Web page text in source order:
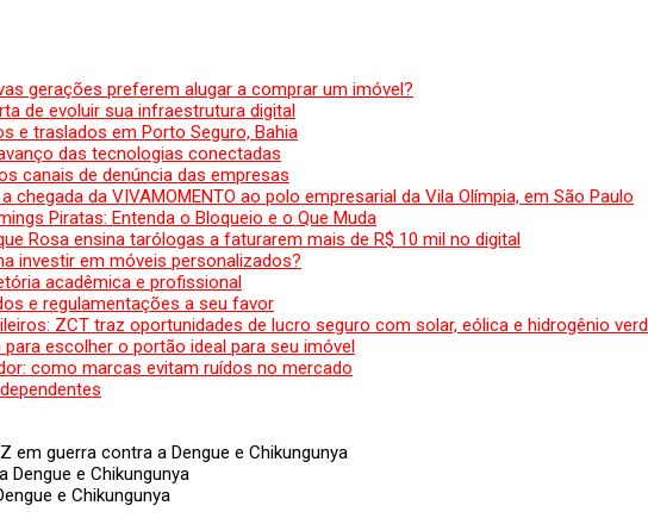
gerações preferem alugar a comprar um imóvel?
de evoluir sua infraestrutura digital
e traslados em Porto Seguro, Bahia
das tecnologias conectadas
canais de denúncia das empresas
da VIVAMOMENTO ao polo empresarial da Vila Olímpia, em São Paulo
Piratas: Entenda o Bloqueio e o Que Muda
Rosa ensina tarólogas a faturarem mais de R$ 10 mil no digital
investir em móveis personalizados?
acadêmica e profissional
e regulamentações a seu favor
ZCT traz oportunidades de lucro seguro com solar, eólica e hidrogênio
escolher o portão ideal para seu imóvel
como marcas evitam ruídos no mercado
em guerra contra a Dengue e Chikungunya
e Chikungunya